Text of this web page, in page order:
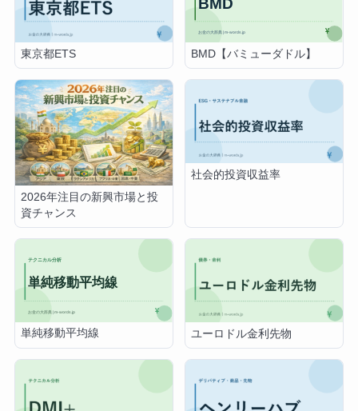
東京都ETS BMD【バミューダドル】
2026年注目の新興市場と投
資チャンス
社会的投資収益率
単純移動平均線 ユーロドル金利先物